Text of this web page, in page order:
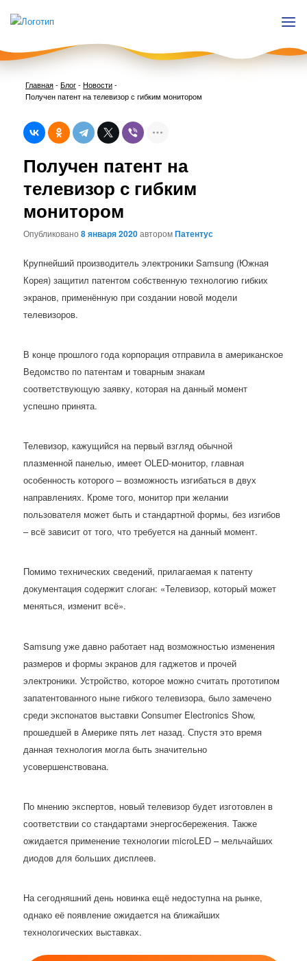
Главная-Блог- Новости-
Получен патент на телевизор с гибким монитором
Получен патент на
телевизор с гибким
монитором
Опубликовано8 января 2020авторомПатентус
Крупнейший производитель электроники Samsung (Южная
Корея) защитил патентом собственную технологию гибких
экранов, применённую при создании новой модели
телевизоров.
В конце прошлого года корпорация отправила в американское
Ведомство по патентам и товарным знакам
соответствующую заявку, которая на данный момент
успешно принята.
Телевизор, кажущийся на первый взгляд обычной
плазменной панелью, имеет OLED-монитор, главная
особенность которого – возможность изгибаться в двух
направлениях. Кроме того, монитор при желании
пользователя может быть и стандартной формы, без изгибов
– всё зависит от того, что требуется на данный момент.
Помимо технических сведений, прилагаемая к патенту
документация содержит слоган: «Телевизор, который может
меняться, изменит всё».
Samsung уже давно работает над возможностью изменения
размеров и формы экранов для гаджетов и прочей
электроники. Устройство, которое можно считать прототипом
запатентованного ныне гибкого телевизора, было замечено
среди экспонатов выставки Consumer Electronics Show,
прошедшей в Америке пять лет назад. Спустя это время
данная технология могла быть значительно
усовершенствована.
По мнению экспертов, новый телевизор будет изготовлен в
соответствии со стандартами энергосбережения. Также
ожидается применение технологии microLED – мельчайших
диодов для больших дисплеев.
На сегодняшний день новинка ещё недоступна на рынке,
однако её появление ожидается на ближайших
технологических выставках.